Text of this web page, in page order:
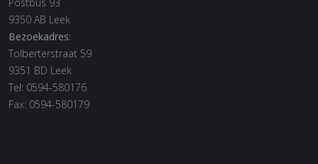
9350 AB Leek
Bezoekadres:
Tolberterstraat 59
9351 BD Leek
Tel: 0594-580176
Fax: 0594-580179